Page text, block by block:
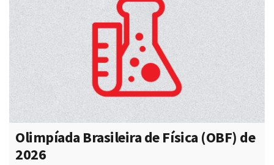
Olimpíada Brasileira de Física (OBF) de
2026